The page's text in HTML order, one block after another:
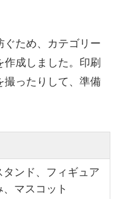
ぐため、カテゴリー
成しました。印刷
撮ったりして、準備
ンド、フィギュア
マスコット